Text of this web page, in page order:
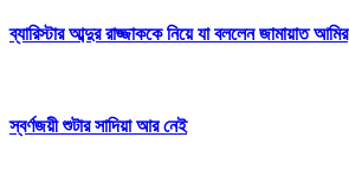
ব্যারিস্টার আব্দুর রাজ্জাককে নিয়ে যা বললেন জামায়াত আমির
স্বর্ণজয়ী শুটার সাদিয়া আর নেই